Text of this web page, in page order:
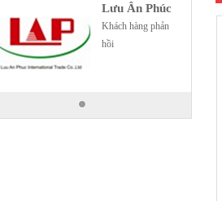
Lưu Ân Phúc
Khách hàng phản
hồi